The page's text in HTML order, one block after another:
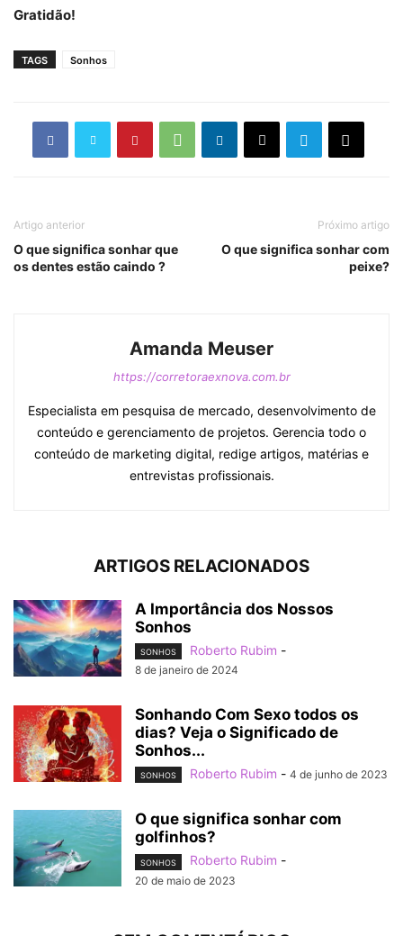
Gratidão!
TAGS Sonhos
Artigo anterior
O que significa sonhar que
os dentes estão caindo ?
Próximo artigo
O que significa sonhar com
peixe?
Amanda Meuser
https://corretoraexnova.com.br
Especialista em pesquisa de mercado, desenvolvimento de
conteúdo e gerenciamento de projetos. Gerencia todo o
conteúdo de marketing digital, redige artigos, matérias e
entrevistas profissionais.
ARTIGOS RELACIONADOS
A Importância dos Nossos
Sonhos
SONHOS Roberto Rubim -
8 de janeiro de 2024
Sonhando Com Sexo todos os
dias? Veja o Significado de
Sonhos...
SONHOS Roberto Rubim - 4 de junho de 2023
O que significa sonhar com
golfinhos?
SONHOS Roberto Rubim -
20 de maio de 2023